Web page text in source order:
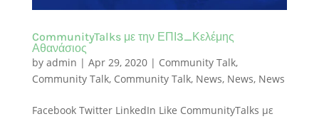
CommunityTalks με την ΕΠΙ3_Κελέμης
Αθανάσιος
by admin | Apr 29, 2020| Community Talk,
Community Talk, Community Talk, News, News, News
Facebook Twitter LinkedIn Like CommunityTalks με